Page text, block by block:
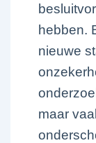
hebben.
nieuwe
maar